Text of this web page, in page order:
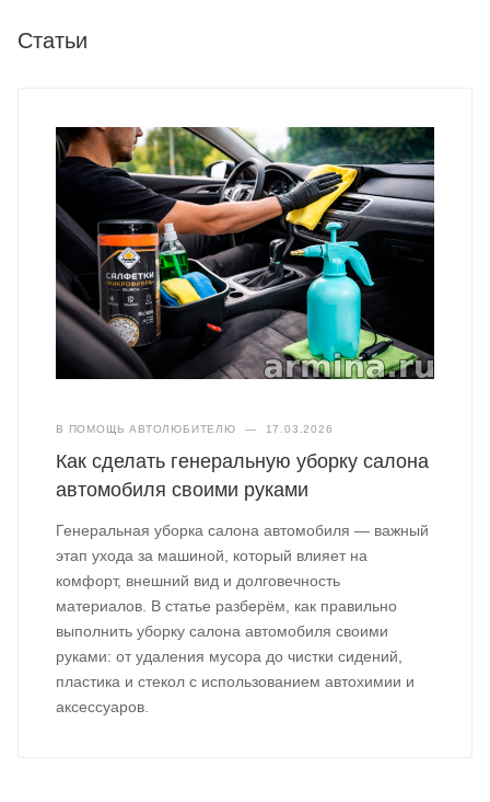
Статьи
В ПОМОЩЬ АВТОЛЮБИТЕЛЮ — 17.03.2026
Как сделать генеральную уборку салона
автомобиля своими руками
Генеральная уборка салона автомобиля — важный
этап ухода за машиной, который влияет на
комфорт, внешний вид и долговечность
материалов. В статье разберём, как правильно
выполнить уборку салона автомобиля своими
руками: от удаления мусора до чистки сидений,
пластика и стекол с использованием автохимии и
аксессуаров.